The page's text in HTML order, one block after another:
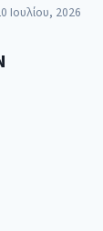
Ιουλίου, 2026